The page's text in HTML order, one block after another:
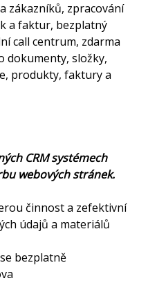
zákazníků, zpracování
a faktur, bezplatný
call centrum, zdarma
dokumenty, složky,
produkty, faktury a
CRM systémech
webových stránek.
činnost a zefektivní
údajů a materiálů
bezplatně